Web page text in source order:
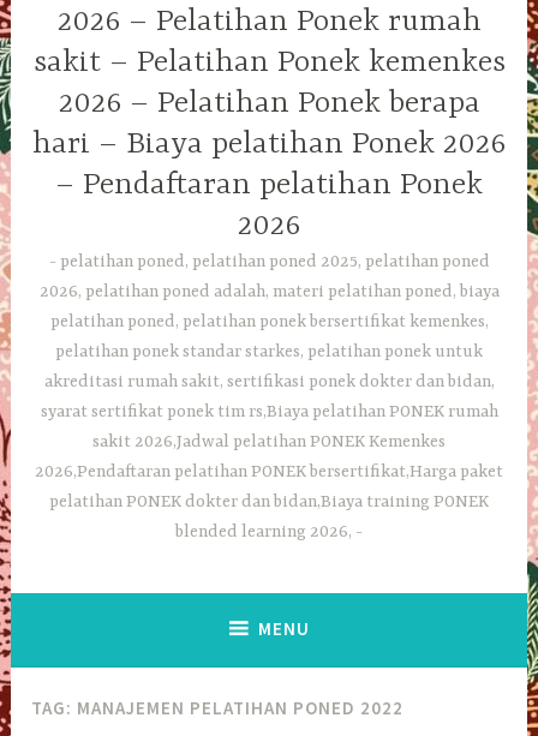
2026 – Pelatihan Ponek rumah
sakit – Pelatihan Ponek kemenkes
2026 – Pelatihan Ponek berapa
hari – Biaya pelatihan Ponek 2026
– Pendaftaran pelatihan Ponek
2026
pelatihan poned, pelatihan poned 2025, pelatihan poned
2026, pelatihan poned adalah, materi pelatihan poned, biaya
pelatihan poned, pelatihan ponek bersertifikat kemenkes,
pelatihan ponek standar starkes, pelatihan ponek untuk
akreditasi rumah sakit, sertifikasi ponek dokter dan bidan,
syarat sertifikat ponek tim rs,Biaya pelatihan PONEK rumah
sakit 2026,Jadwal pelatihan PONEK Kemenkes
2026,Pendaftaran pelatihan PONEK bersertifikat,Harga paket
pelatihan PONEK dokter dan bidan,Biaya training PONEK
blended learning 2026,
MENU
TAG: MANAJEMEN PELATIHAN PONED 2022